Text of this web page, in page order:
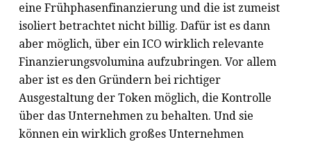
eine Frühphasenfinanzierung und die ist zumeist
isoliert betrachtet nicht billig. Dafür ist es dann
aber möglich, über ein ICO wirklich relevante
Finanzierungsvolumina aufzubringen. Vor allem
aber ist es den Gründern bei richtiger
Ausgestaltung der Token möglich, die Kontrolle
über das Unternehmen zu behalten. Und sie
können ein wirklich großes Unternehmen